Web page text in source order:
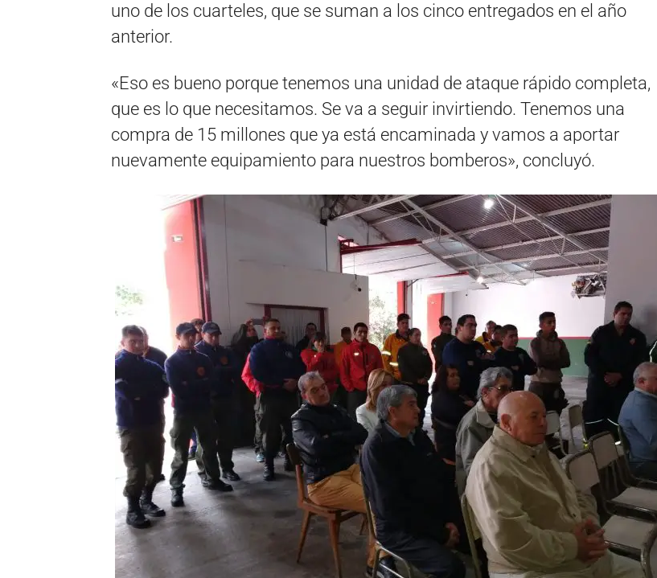
uno de los cuarteles, que se suman a los cinco entregados en el año
anterior.
«Eso es bueno porque tenemos una unidad de ataque rápido completa,
que es lo que necesitamos. Se va a seguir invirtiendo. Tenemos una
compra de 15 millones que ya está encaminada y vamos a aportar
nuevamente equipamiento para nuestros bomberos», concluyó.